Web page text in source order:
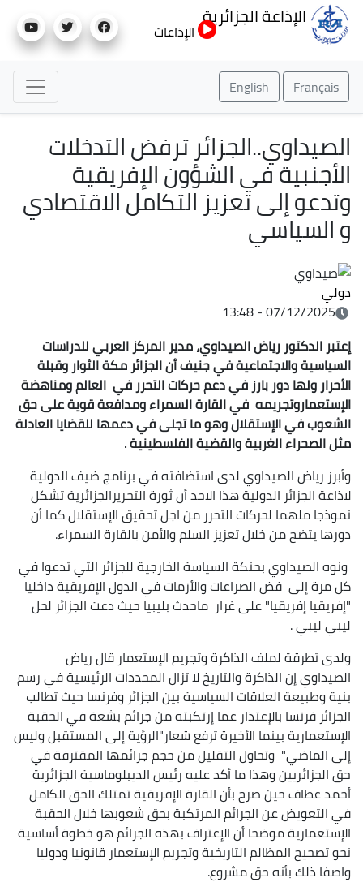
إلى
الإذاعة الجزائرية
الإذاعات
Français
English
الصيداوي..الجزائر ترفض التدخلات
الأجنبية في الشؤون الإفريقية
وتدعو إلى تعزيز التكامل الاقتصادي
و السياسي
دولي
07/12/2025 - 13:48
إعتبرالدكتور رياض الصيداوي، مدير المركز العربي للدراسات
السياسية والاجتماعية في جنيفأن الجزائر مكة الثوار وقبلة
الأحرار ولها دور بارز في دعم حركات التحرر في العالم ومناهضة
الإستعماروتجريمه في القارة السمراء ومدافعة قوية على حق
الشعوب في الإستقلال وهو ما تجلى في دعمها للقضايا العادلة
مثل الصحراء الغربية والقضية الفلسطينية .
وأبرز رياض الصيداوي لدى استضافته في برنامج ضيف الدولية
لاذاعة الجزائر الدولية هذا الاحد أن ثورة التحريرالجزائرية تشكل
نموذجا ملهما لحركات التحرر من اجل تحقيق الإستقلال كما أن
دورها يتضح من خلال تعزيز السلم والأمن بالقارة السمراء.
ونوه الصيداوي بحنكة السياسة الخارجية للجزائر التي تدعوا في
كل مرة إلى فض الصراعات والأزمات في الدول الإفريقية داخليا
"إفريقيا إفريقيا" على غرار ماحدث بليبيا حيث دعت الجزائر لحل
ليبي ليبي .
ولدى تطرقة لملف الذاكرة وتجريم الإستعمار قال رياض
الصيداوي إن الذاكرة والتاريخ لا تزال المحددات الرئيسية في رسم
بنية وطبيعة العلاقات السياسية بين الجزائر وفرنسا حيث تطالب
الجزائر فرنسا بالإعتذار عما إرتكبته من جرائم بشعة في الحقبة
الإستعمارية بينما الأخيرة ترفع شعار"الرؤية إلى المستقبل وليس
إلى الماضي" وتحاول التقليل من حجم جرائمها المقترفة في
حق الجزائريين وهذا ما أكد عليه رئيس الديبلوماسية الجزائرية
أحمد عطاف حين صرح بأن القارة الإفريقية تمتلك الحق الكامل
في التعويض عن الجرائم المرتكبة بحق شعوبها خلال الحقبة
الإستعمارية موضحا أن الإعتراف بهذه الجرائم هو خطوة أساسية
نحو تصحيح المظالم التاريخية وتجريم الإستعمار قانونيا ودوليا
واصفا ذلك بأنه حق مشروع.